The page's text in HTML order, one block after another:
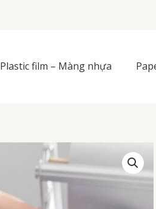
Plastic film – Màng nhựa